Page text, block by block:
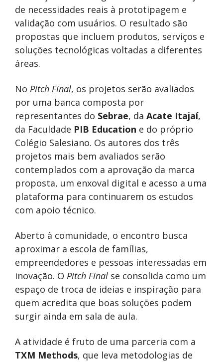
de necessidades reais à prototipagem e
validação com usuários. O resultado são
propostas que incluem produtos, serviços e
soluções tecnológicas voltadas a diferentes
áreas.
No Pitch Final, os projetos serão avaliados
por uma banca composta por
representantes do Sebrae, da Acate Itajaí,
da Faculdade PIB Education e do próprio
Colégio Salesiano. Os autores dos três
projetos mais bem avaliados serão
contemplados com a aprovação da marca
proposta, um enxoval digital e acesso a uma
plataforma para continuarem os estudos
com apoio técnico.
Aberto à comunidade, o encontro busca
aproximar a escola de famílias,
empreendedores e pessoas interessadas em
inovação. O Pitch Final se consolida como um
espaço de troca de ideias e inspiração para
quem acredita que boas soluções podem
surgir ainda em sala de aula.
A atividade é fruto de uma parceria com a
TXM Methods, que leva metodologias de